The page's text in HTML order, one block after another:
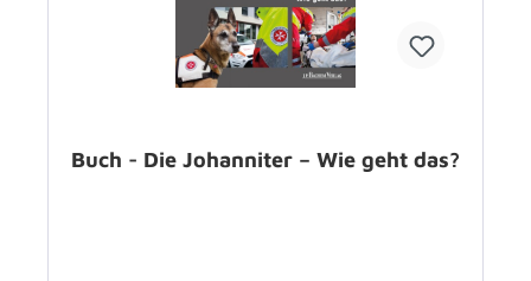
Buch - Die Johanniter – Wie geht das?